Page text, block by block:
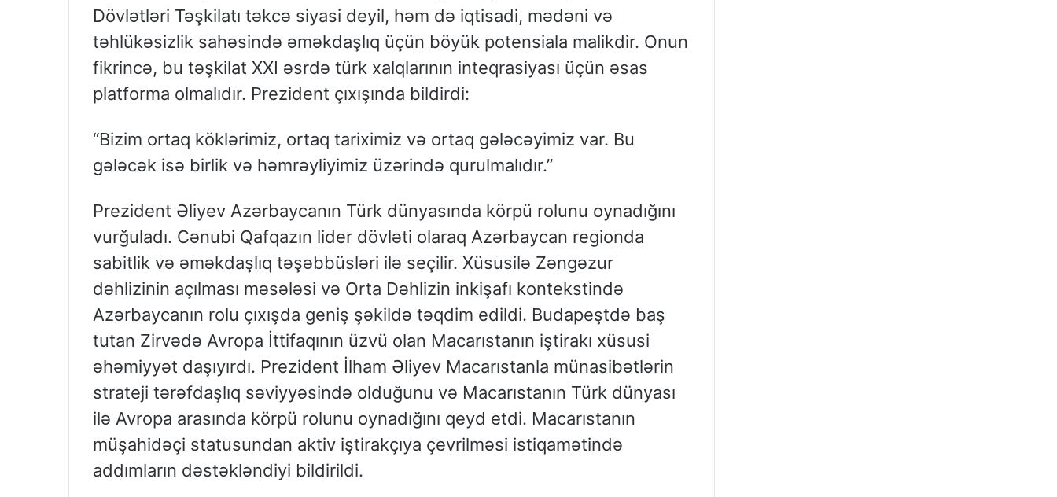
Dövlətləri Təşkilatı təkcə siyasi deyil, həm də iqtisadi, mədəni və
təhlükəsizlik sahəsində əməkdaşlıq üçün böyük potensiala malikdir. Onun
fikrincə, bu təşkilat XXI əsrdə türk xalqlarının inteqrasiyası üçün əsas
platforma olmalıdır. Prezident çıxışında bildirdi:
“Bizim ortaq köklərimiz, ortaq tariximiz və ortaq gələcəyimiz var. Bu
gələcək isə birlik və həmrəyliyimiz üzərində qurulmalıdır.”
Prezident Əliyev Azərbaycanın Türk dünyasında körpü rolunu oynadığını
vurğuladı. Cənubi Qafqazın lider dövləti olaraq Azərbaycan regionda
sabitlik və əməkdaşlıq təşəbbüsləri ilə seçilir. Xüsusilə Zəngəzur
dəhlizinin açılması məsələsi və Orta Dəhlizin inkişafı kontekstində
Azərbaycanın rolu çıxışda geniş şəkildə təqdim edildi. Budapeştdə baş
tutan Zirvədə Avropa İttifaqının üzvü olan Macarıstanın iştirakı xüsusi
əhəmiyyət daşıyırdı. Prezident İlham Əliyev Macarıstanla münasibətlərin
strateji tərəfdaşlıq səviyyəsində olduğunu və Macarıstanın Türk dünyası
ilə Avropa arasında körpü rolunu oynadığını qeyd etdi. Macarıstanın
müşahidəçi statusundan aktiv iştirakçıya çevrilməsi istiqamətində
addımların dəstəkləndiyi bildirildi.